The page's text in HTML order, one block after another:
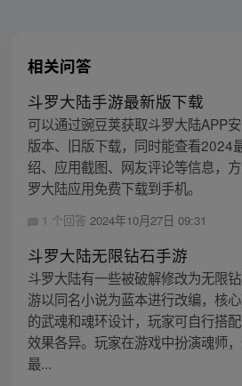
相关问答
斗罗大陆手游最新版下载
可以通过豌豆荚获取斗罗大陆APP
版本、旧版下载，同时能查看2024
绍、应用截图、网友评论等信息，
罗大陆应用免费下载到手机。
1 个回答 2024年10月27日 09:31
斗罗大陆无限钻石手游
斗罗大陆有一些被破解修改为无限
游以同名小说为蓝本进行改编，核
的武魂和魂环设计，玩家可自行搭
效果各异。玩家在游戏中扮演魂师
最...